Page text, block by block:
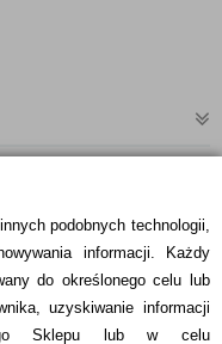
podobnych technologii,
informacji. Każdy
do określonego celu lub
uzyskiwanie informacji
Sklepu lub w celu